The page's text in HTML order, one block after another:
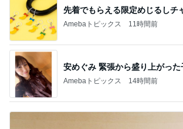
先着でもらえる限定めじるしチ
Amebaトピックス 11時間前
安めぐみ 緊張から盛り上がった
Amebaトピックス 14時間前